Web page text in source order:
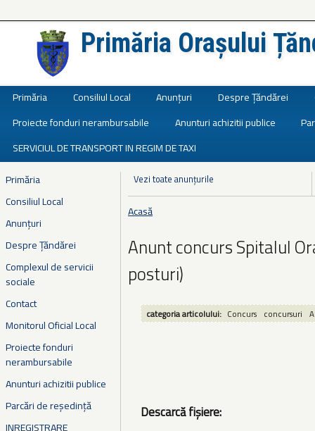
Primăria Orașului
Primăria Consiliul Local Anunțuri Despre Țăndărei
Proiecte fonduri nerambursabile
Anunturi achizitii publice
SERVICIUL DE TRANSPORT IN REGIM DE TAXI
Primăria
Consiliul Local
Anunțuri
Despre Țăndărei
Complexul de servicii
sociale
Contact
Monitorul Oficial Local
Proiecte fonduri
nerambursabile
Anunturi achizitii publice
Parcări de reședință
INREGISTRARE
Vezi toate anunțurile
Eşti aici
Acasă
Anunt concurs Spitalul
posturi)
categoria articolului: Concurs concursuri
Descarcă fișiere: